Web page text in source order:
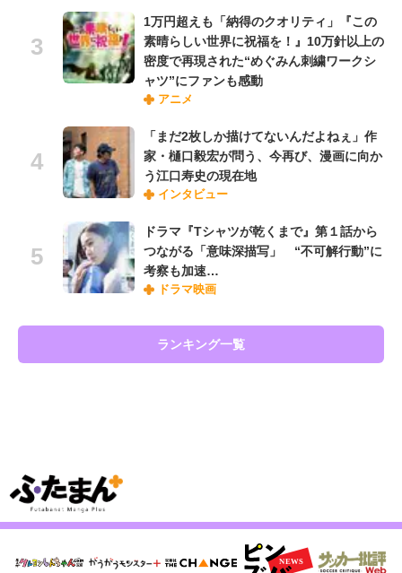
1万円超えも「納得のクオリティ」『この
素晴らしい世界に祝福を！』10万針以上の
密度で再現された“めぐみん刺繍ワークシ
ャツ”にファンも感動
アニメ
「まだ2枚しか描けてないんだよねぇ」作
家・樋口毅宏が問う、今再び、漫画に向か
う江口寿史の現在地
インタビュー
ドラマ『Tシャツが乾くまで』第１話から
つながる「意味深描写」 “不可解行動”に
考察も加速…
ドラマ映画
ランキング一覧